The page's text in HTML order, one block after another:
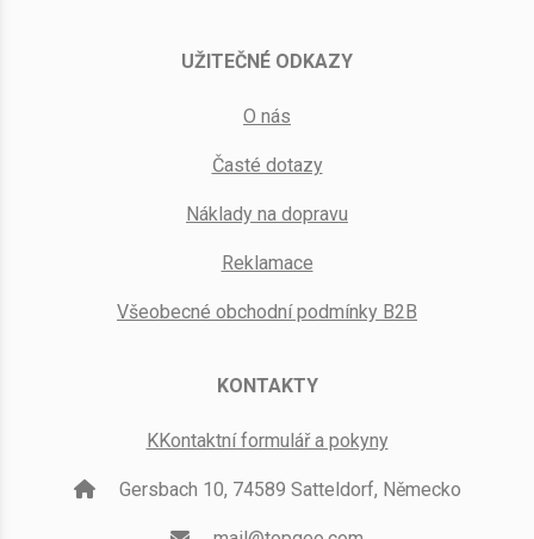
UŽITEČNÉ ODKAZY
O nás
Časté dotazy
Náklady na dopravu
Reklamace
Všeobecné obchodní podmínky B2B
KONTAKTY
KKontaktní formulář a pokyny
Gersbach 10, 74589 Satteldorf, Německo